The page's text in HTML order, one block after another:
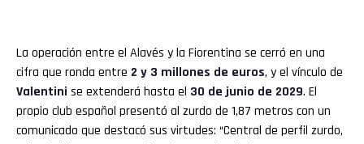
La operación entre el Alavés y la Fiorentina se cerró en una
cifra que ronda entre 2 y 3 millones de euros, y el vínculo de
Valentini se extenderá hasta el 30 de junio de 2029. El
propio club español presentó al zurdo de 1,87 metros con un
comunicado que destacó sus virtudes: “Central de perfil zurdo,